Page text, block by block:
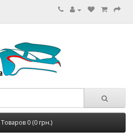
Товаров 0 (0 грн.)